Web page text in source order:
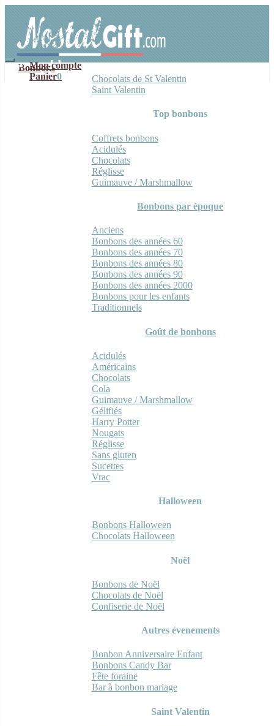
navigation
contenu
Mon compte
Panier0
Bonbons
Chocolats de St Valentin
Saint Valentin
Top bonbons
Coffrets bonbons
Acidulés
Chocolats
Réglisse
Guimauve / Marshmallow
Bonbons par époque
Anciens
Bonbons des années 60
Bonbons des années 70
Bonbons des années 80
Bonbons des années 90
Bonbons des années 2000
Bonbons pour les enfants
Traditionnels
Goût de bonbons
Acidulés
Américains
Chocolats
Cola
Guimauve / Marshmallow
Gélifiés
Harry Potter
Nougats
Réglisse
Sans gluten
Sucettes
Vrac
Halloween
Bonbons Halloween
Chocolats Halloween
Noël
Bonbons de Noël
Chocolats de Noël
Confiserie de Noël
Autres évenements
Bonbon Anniversaire Enfant
Bonbons Candy Bar
Fête foraine
Bar à bonbon mariage
Saint Valentin